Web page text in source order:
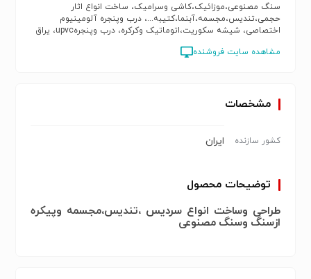
سنگ مصنوعی،موزائیک،کاشی وسرامیک، ساخت انواع اثار
حجمی،تندیس،مجسمه،آبنما،کتیبه...، درب وپنجره آلومینیوم
اختصاصی، شیشه سکوریت،اتوماتیک وکرکره، درب وپنجرهupvc، یراق
مشاهده سایت فروشنده
مشخصات
کشور سازنده ایران
توضیحات محصول
طراحی وساخت انواع سردیس ،تندیس،مجسمه وپیکره
ازسنگ وسنگ مصنوعی